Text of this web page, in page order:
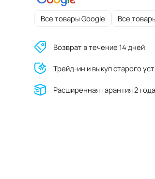
Все товары Google Все
Возврат в течение 14 дней
Трейд-ин и выкуп старого
Расширенная гарантия 2 года